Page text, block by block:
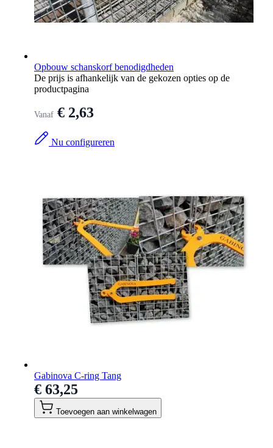
Opbouw schanskorf benodigdheden
De prijs is afhankelijk van de gekozen opties op de
productpagina
Vanaf € 2,63
Nu configureren
Gabinova C-ring Tang
€ 63,25
Toevoegen aan winkelwagen